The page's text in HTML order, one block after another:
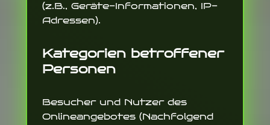
(z.B., Geräte-Informationen, IP-
Adressen).
Kategorien betroffener
Personen
Besucher und Nutzer des
Onlineangebotes (Nachfolgend